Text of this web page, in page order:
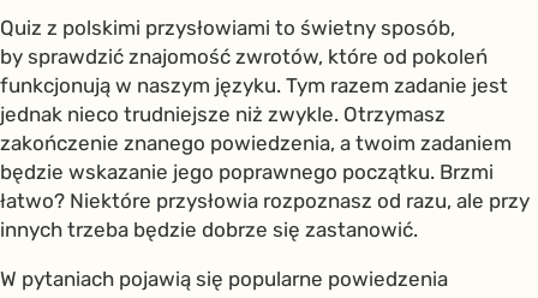
Quiz z polskimi przysłowiami to świetny sposób,
by sprawdzić znajomość zwrotów, które od pokoleń
funkcjonują w naszym języku. Tym razem zadanie jest
jednak nieco trudniejsze niż zwykle. Otrzymasz
zakończenie znanego powiedzenia, a twoim zadaniem
będzie wskazanie jego poprawnego początku. Brzmi
łatwo? Niektóre przysłowia rozpoznasz od razu, ale przy
innych trzeba będzie dobrze się zastanowić.
W pytaniach pojawią się popularne powiedzenia